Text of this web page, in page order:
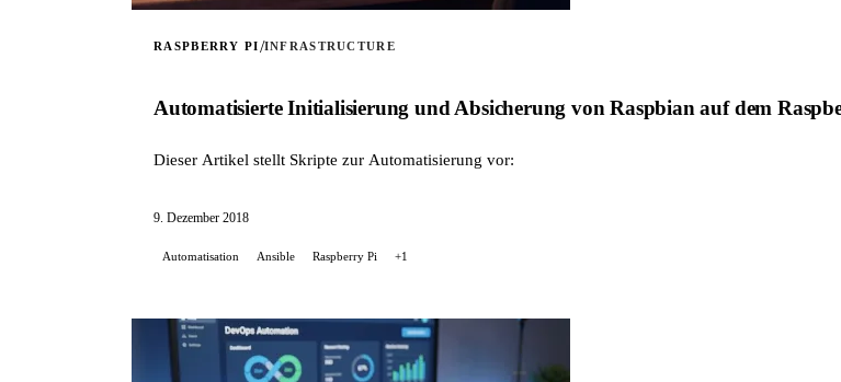
RASPBERRY PI/INFRASTRUCTURE
Automatisierte Initialisierung und Absicherung von Raspbian auf dem
Dieser Artikel stellt Skripte zur Automatisierung vor:
9. Dezember 2018
Automatisation Ansible Raspberry Pi +1